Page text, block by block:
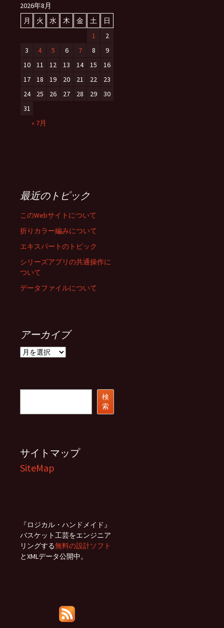
2026年8月
月
火 水 木 金 土
日
1
2
3
4 5 6 7 8
9
10
11 12 13 14 15
16
17
18 19 20 21 22
23
24
25 26 27 28 29
30
31
« 7月
最近のトピック
このWebサイトについて
折りカラー編みについて
エキスパートのトピック
シリーズアプリの共通操作に
ついて
データファイルについて
アーカイブ
ア
検
索
サイトマップ
SiteMap
『ロジカル・ハンドメイド』
バスケット工芸をエンジニア
リングする無料の設計ソフト
とXMLデータ公開中。